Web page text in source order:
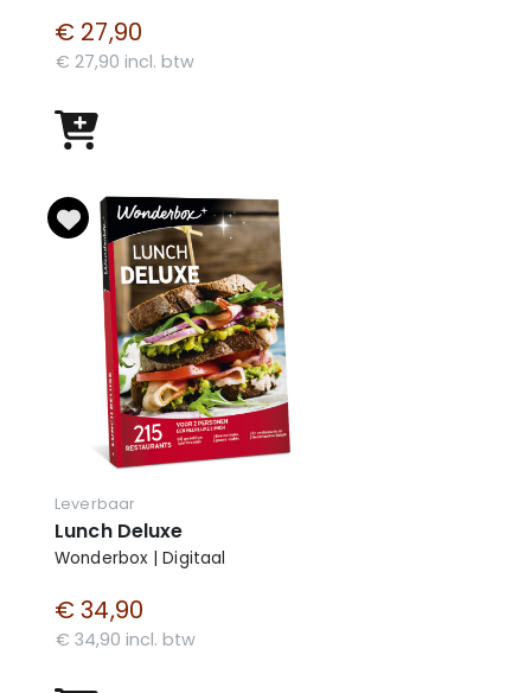
€ 27,90
€ 27,90 incl. btw
Leverbaar
Lunch Deluxe
Wonderbox | Digitaal
€ 34,90
€ 34,90 incl. btw